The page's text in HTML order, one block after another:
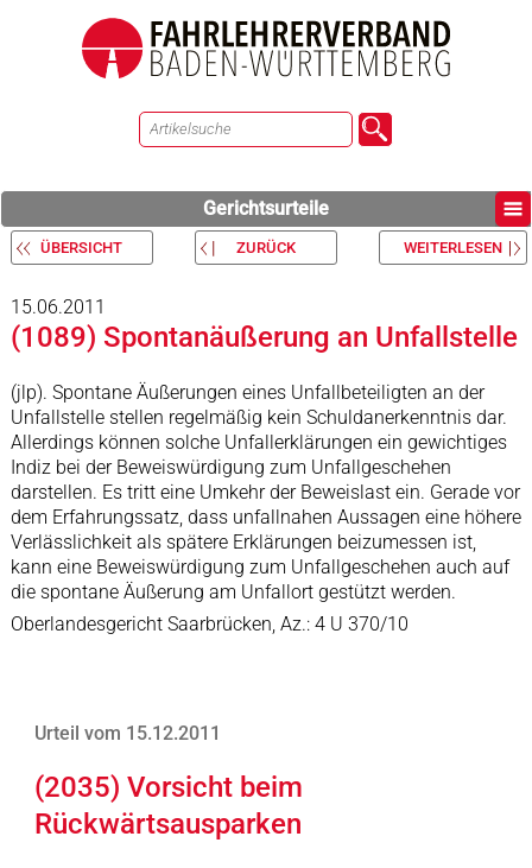
Gerichtsurteile
ÜBERSICHT ZURÜCK WEITERLESEN
15.06.2011
(1089) Spontanäußerung an Unfallstelle
(jlp). Spontane Äußerungen eines Unfallbeteiligten an der
Unfallstelle stellen regelmäßig kein Schuldanerkenntnis dar.
Allerdings können solche Unfallerklärungen ein gewichtiges
Indiz bei der Beweiswürdigung zum Unfallgeschehen
darstellen. Es tritt eine Umkehr der Beweislast ein. Gerade vor
dem Erfahrungssatz, dass unfallnahen Aussagen eine höhere
Verlässlichkeit als spätere Erklärungen beizumessen ist,
kann eine Beweiswürdigung zum Unfallgeschehen auch auf
die spontane Äußerung am Unfallort gestützt werden.
Oberlandesgericht Saarbrücken, Az.: 4 U 370/10
Urteil vom 15.12.2011
(2035) Vorsicht beim
Rückwärtsausparken